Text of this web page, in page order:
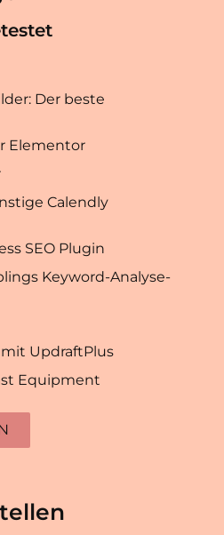
Der beste
Elementor
Calendly
SEO Plugin
Keyword-Analyse-
UpdraftPlus
Equipment